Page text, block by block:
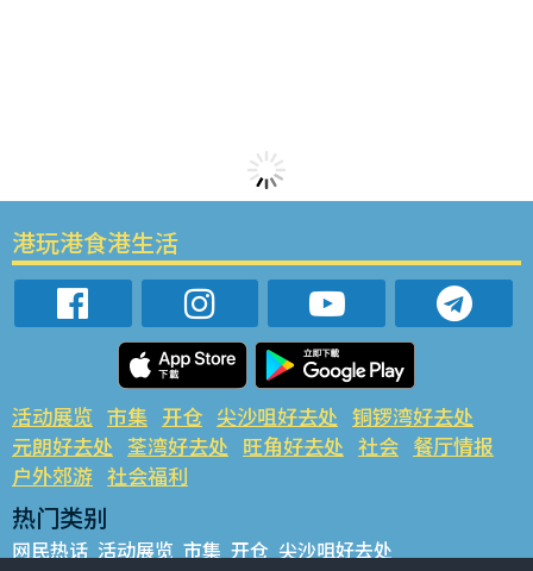
港玩港食港生活
活动展览 市集 开仓 尖沙咀好去处 铜锣湾好去处
元朗好去处 荃湾好去处 旺角好去处 社会 餐厅情报
户外郊游 社会福利
热门类别
网民热话 活动展览 市集 开仓 尖沙咀好去处